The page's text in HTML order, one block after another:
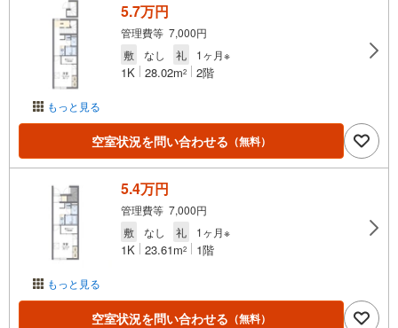
もっと見る
5.7万円
管理費等 7,000円
敷
なし 礼 1ヶ月※
1K 28.02m2 2階
空室状況を問い合わせる （無料）
もっと見る
5.4万円
管理費等 7,000円
敷
なし 礼 1ヶ月※
1K 23.61m2 1階
空室状況を問い合わせる （無料）